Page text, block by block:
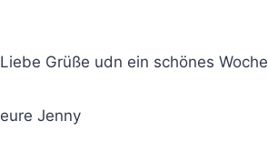
Liebe Grüße udn ein schönes
eure Jenny